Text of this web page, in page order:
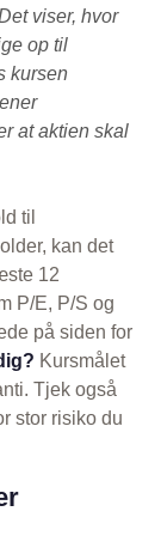
viser, hvor
op til
kursen
at aktien skal
til
kan det
12
P/E, P/S og
på siden for
Kursmålet
Tjek også
stor risiko du